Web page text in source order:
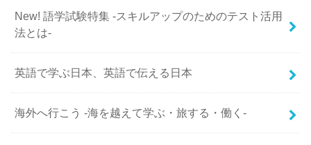
New! 語学試験特集 -スキルアップのためのテスト活用
法とは-
英語で学ぶ日本、英語で伝える日本
海外へ行こう -海を越えて学ぶ・旅する・働く-